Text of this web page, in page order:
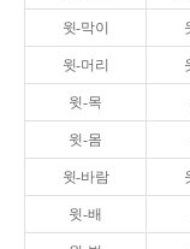
윗-막이
윗-머리
윗-목
윗-몸
윗-바람
윗-배